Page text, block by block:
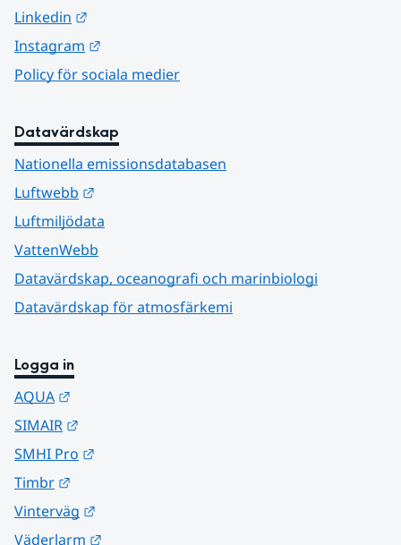
Linkedin
Instagram
Policy för sociala medier
Datavärdskap
Nationella emissionsdatabasen
Luftwebb
Luftmiljödata
VattenWebb
Datavärdskap, oceanografi och marinbiologi
Datavärdskap för atmosfärkemi
Logga in
AQUA
SIMAIR
SMHI Pro
Timbr
Vinterväg
Väderlarm